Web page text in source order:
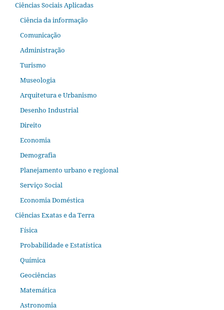
Ciências Sociais Aplicadas
Ciência da informação
Comunicação
Administração
Turismo
Museologia
Arquitetura e Urbanismo
Desenho Industrial
Direito
Economia
Demografia
Planejamento urbano e regional
Serviço Social
Economia Doméstica
Ciências Exatas e da Terra
Física
Probabilidade e Estatística
Química
Geociências
Matemática
Astronomia